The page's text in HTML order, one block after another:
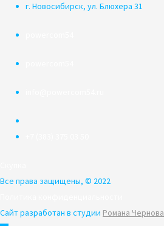
г. Новосибирск, ул. Блюхера 31
Все права защищены, © 2022
Сайт разработан в студии Романа Чернова